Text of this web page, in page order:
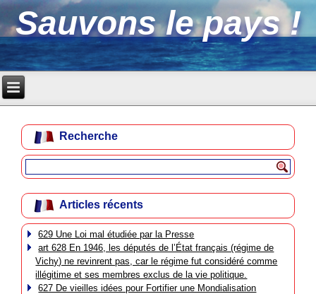
Sauvons le pays !
Recherche
Articles récents
629 Une Loi mal étudiée par la Presse
art 628 En 1946, les députés de l’État français (régime de
Vichy) ne revinrent pas, car le régime fut considéré comme
illégitime et ses membres exclus de la vie politique.
627 De vieilles idées pour Fortifier une Mondialisation